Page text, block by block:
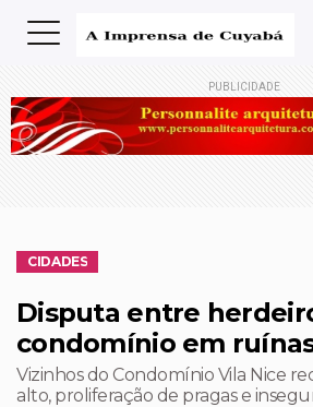
PUBLICIDADE
CIDADES
Disputa entre
condomínio em
Vizinhos do Condomínio Vila Nice
alto, proliferação de pragas e